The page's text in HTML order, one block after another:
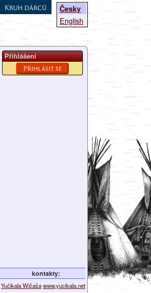
Česky
English
Kruh dárců
Přihlášení
Přihlásit se
kontakty:
Yučikala Wičašawww.yucikala.net